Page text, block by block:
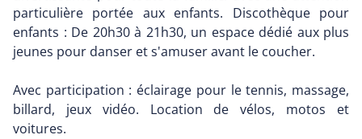
particulière portée aux enfants. Discothèque pour
enfants : De 20h30 à 21h30, un espace dédié aux plus
jeunes pour danser et s'amuser avant le coucher.
Avec participation : éclairage pour le tennis, massage,
billard, jeux vidéo. Location de vélos, motos et
voitures.